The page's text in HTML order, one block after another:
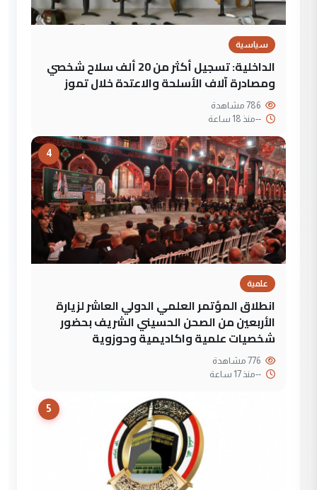
سياسية
الداخلية: تسجيل أكثر من 20 ألف سلاح شخصي
ومصادرة آلاف الأسلحة والاعتدة خلال تموز
--منذ 18 ساعة
4
علمية
انطلاق المؤتمر العلمي الدولي العاشر لزيارة
الأربعين من الصحن الحسيني الشريف بحضور
شخصيات علمية واكاديمية وحوزوية
--منذ 17 ساعة
5